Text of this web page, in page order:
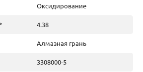
Оксидирование
4.38
Алмазная грань
3308000-5